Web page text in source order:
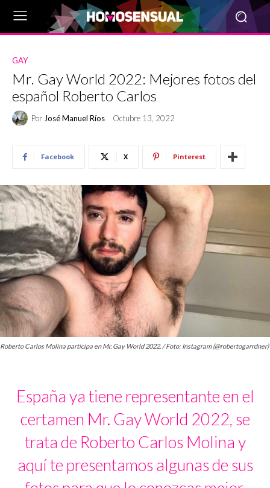
GAY
Mr. Gay World 2022: Mejores fotos del
español Roberto Carlos
Por José Manuel Ríos Octubre 13, 2022
Facebook X Pinterest
Roberto Carlos Molina participa en Mr. Gay World 2022. / Foto: Instagram (@robertogarrdner)
España ya tiene representante en el
certamen Mr. Gay World 2022, se
trata de Roberto Carlos Molina y
aquí te presentamos algunas de sus